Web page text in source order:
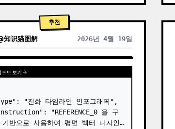
추천
知识猫图解 2026년 4월 19일
프트 보기
"진화 타임라인 인포그래픽",
"REFERENCE_0 을 구
기반으로 사용하여 평면 벡터 디자인